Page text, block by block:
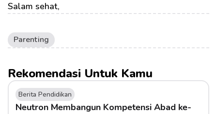
Salam sehat,
Parenting
Rekomendasi Untuk Kamu
Berita Pendidikan
Neutron Membangun Kompetensi Abad ke-